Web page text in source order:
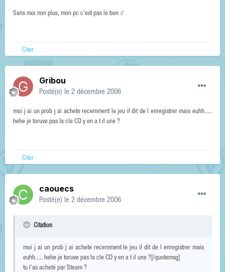
Sans moi non plus, mon pc c'est pas le bon :/
Citer
Gribou
Posté(e) le 2 décembre 2006
moi j ai un prob j ai achete recemment le jeu il dit de l enregistrer mais euhh.....
hehe je toruve pas la cle CD y en a t il une ?
Citer
caouecs
Posté(e) le 2 décembre 2006
Citation
moi j ai un prob j ai achete recemment le jeu il dit de l enregistrer mais
euhh..... hehe je toruve pas la cle CD y en a t il une ?[/quotemsg]
tu l'as acheté par Steam ?